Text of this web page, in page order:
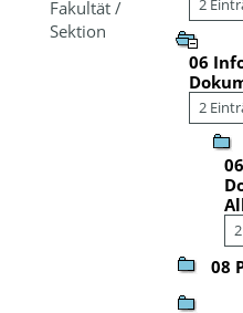
Fakultät /
Sektion
2
06
2
08